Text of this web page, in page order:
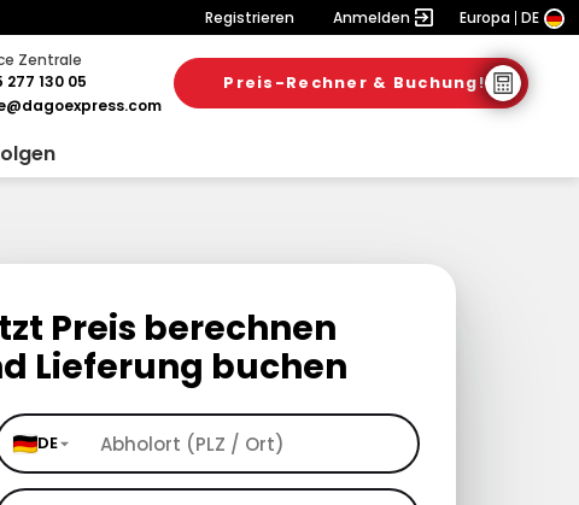
Registrieren Anmelden Europa DE
Zentrale
277 130 05
Preis-Rechner & Buchung!
Preis berechnen
Lieferung buchen
DE